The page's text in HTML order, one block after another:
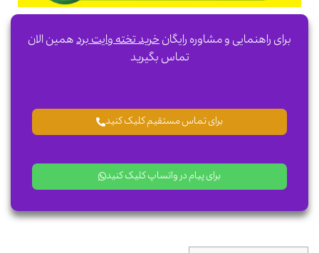
برای راهنمایی و مشاوره رایگانخرید تخته وایت بردهمین الان
تماس بگیرید
برای تماس مستقیم کلیک کنید
برای پیام در واتساپ کلیک کنید